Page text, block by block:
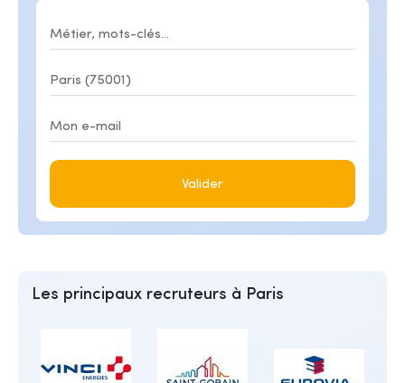
Valider
Les principaux recruteurs à Paris